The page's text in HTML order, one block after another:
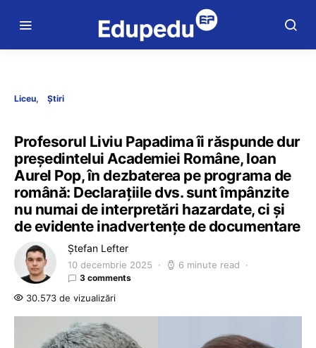
Liceu Știri
Profesorul Liviu Papadima îi răspunde dur
președintelui Academiei Române, Ioan
Aurel Pop, în dezbaterea pe programa de
română: Declarațiile dvs. sunt împânzite
nu numai de interpretări hazardate, ci și
de evidente inadvertențe de documentare
Ștefan Lefter
10 decembrie 2025 6 minute read
3 comments
30.573 de vizualizări